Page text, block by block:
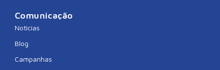
Comunicação
Notícias
Blog
Campanhas